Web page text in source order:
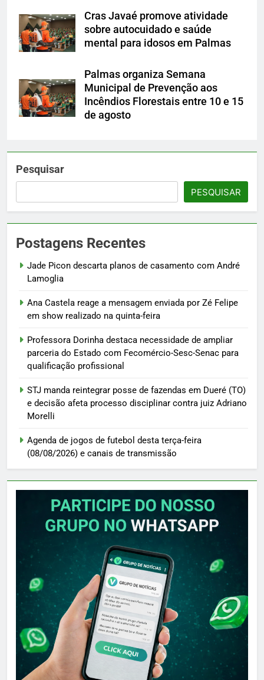
Cras Javaé promove atividade
sobre autocuidado e saúde
mental para idosos em Palmas
Palmas organiza Semana
Municipal de Prevenção aos
Incêndios Florestais entre 10 e 15
de agosto
Pesquisar
PESQUISAR
Postagens Recentes
Jade Picon descarta planos de casamento com André
Lamoglia
Ana Castela reage a mensagem enviada por Zé Felipe
em show realizado na quinta-feira
Professora Dorinha destaca necessidade de ampliar
parceria do Estado com Fecomércio-Sesc-Senac para
qualificação profissional
STJ manda reintegrar posse de fazendas em Dueré (TO)
e decisão afeta processo disciplinar contra juiz Adriano
Morelli
Agenda de jogos de futebol desta terça-feira
(08/08/2026) e canais de transmissão